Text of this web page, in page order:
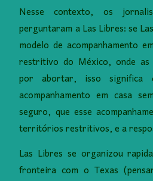
Nesse contexto, os
perguntaram a Las Libres: se
modelo de acompanhamento
restritivo do México, onde as
por abortar, isso significa
acompanhamento em casa
seguro, que esse
territórios restritivos, e a
Las Libres se organizou
fronteira com o Texas